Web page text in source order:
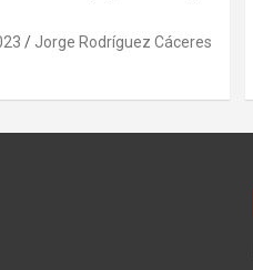
Jorge Rodríguez Cáceres